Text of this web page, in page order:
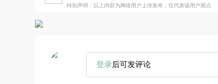
特别声明：以上内容为网络用户上传发布，仅代表该用户观点
登录后可发评论